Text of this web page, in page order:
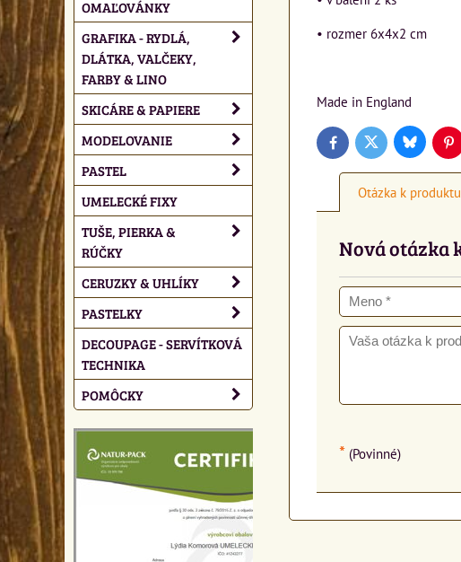
• rozmer 6x4x2 cm
Made in England
FacebookTwitter Bluesky
Otázka k produktu
Nová otázka
* (Povinné)
OMAĽOVÁNKY
GRAFIKA - RYDLÁ,
DLÁTKA, VALČEKY,
FARBY & LINO
SKICÁRE & PAPIERE
MODELOVANIE
PASTEL
UMELECKÉ FIXY
TUŠE, PIERKA &
RÚČKY
CERUZKY & UHLÍKY
PASTELKY
DECOUPAGE - SERVÍTKOVÁ
TECHNIKA
POMÔCKY